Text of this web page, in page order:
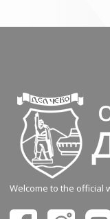
Welcome to the official